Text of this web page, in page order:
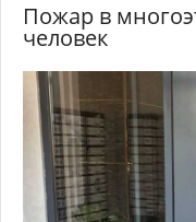
Пожар в
человек